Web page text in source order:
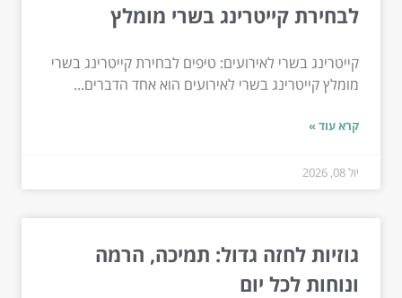
לבחירת קייטרינג בשרי מומלץ
קייטרינג בשרי לאירועים: טיפים לבחירת קייטרינג בשרי
מומלץ קייטרינג בשרי לאירועים הוא אחד הדברים...
קרא עוד »
יול 08, 2026
גוזיות לחזה גדול: תמיכה, הרמה
ונוחות לכל יום